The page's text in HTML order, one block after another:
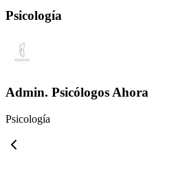
Psicología
Admin. Psicólogos Ahora
Psicología